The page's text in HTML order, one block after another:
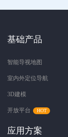
基础产品
智能导视地图
室内外定位导航
3D建模
开放平台
应用方案